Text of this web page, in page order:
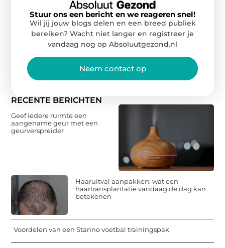
RECENTE BERICHTEN
Geef iedere ruimte een
aangename geur met een
geurverspreider
Haaruitval aanpakken: wat een
haartransplantatie vandaag de dag kan
betekenen
Voordelen van een Stanno voetbal trainingspak
Stuur ons een bericht en we reageren snel!
Wil jij jouw blogs delen en een breed publiek
bereiken? Wacht niet langer en registreer je
vandaag nog op Absoluutgezond.nl
Neem contact op